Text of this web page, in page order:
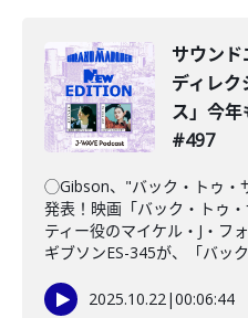
サウン
ディレ
ス」今
#497
◯Gibson、"バック・トゥ・
発表！映画「バック・トゥ
ティー役のマイケル・J・フ
ギブソンES-345が、「バッ
2025.10.22|00:06:44